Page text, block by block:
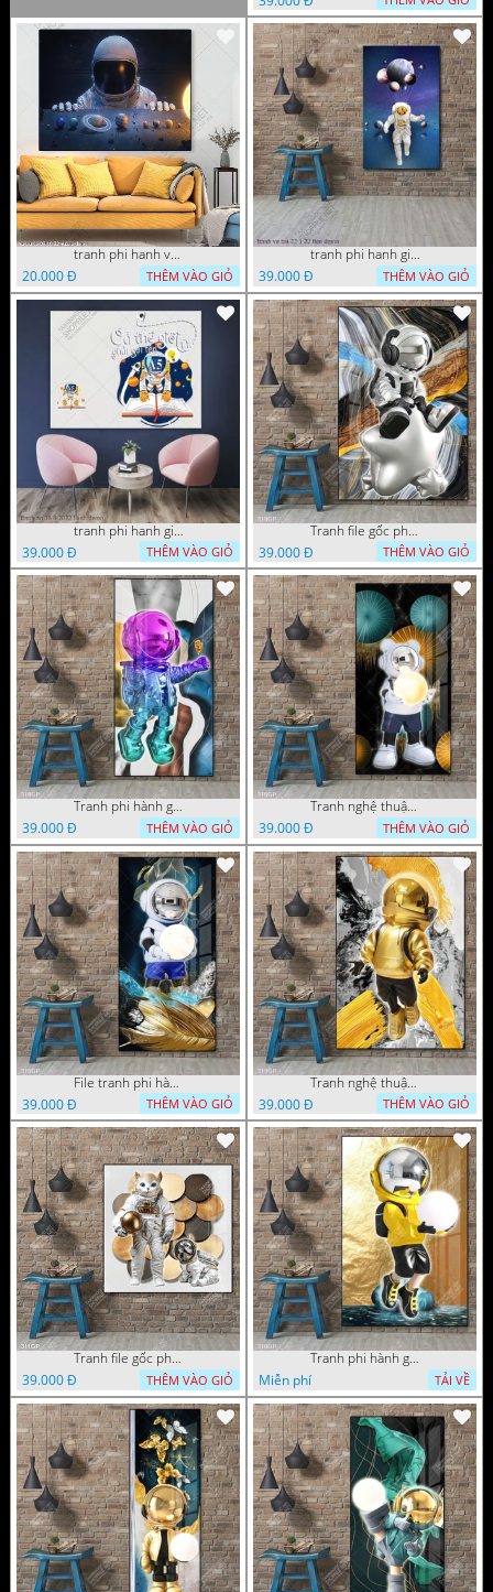
tranh phi hanh vu tru 05 09 10 22 vuong
20.000 Đ
THÊM VÀO GIỎ
tranh phi hanh gia vu tru 22 1 22 tien
39.000 Đ
THÊM VÀO GIỎ
tranh phi hanh gia ao 16 6 2022 hanh
39.000 Đ
THÊM VÀO GIỎ
Tranh file gốc phi hành gia chất lượng cao
39.000 Đ
THÊM VÀO GIỎ
Tranh phi hành gia decor trang trí tường
39.000 Đ
THÊM VÀO GIỎ
Tranh nghệ thuật phi hành gia trang trí tường nhà
39.000 Đ
THÊM VÀO GIỎ
File tranh phi hành gia đẹp nổi bật
39.000 Đ
THÊM VÀO GIỎ
Tranh nghệ thuật phi hành gia trang trí tường nhà
39.000 Đ
THÊM VÀO GIỎ
Tranh file gốc phi hành gia chất lượng cao
39.000 Đ
THÊM VÀO GIỎ
Tranh phi hành gia decor trang trí tường nhà
Miễn phí
TẢI VỀ